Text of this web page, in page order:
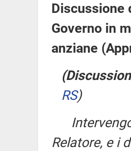
Discussione
Governo in
anziane
RS)
Relatore, e i